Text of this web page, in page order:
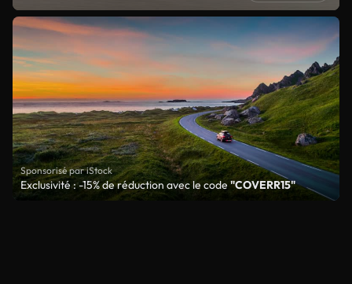
Sponsorisé par iStock
Exclusivité : -15% de réduction avec le code "COVERR15"